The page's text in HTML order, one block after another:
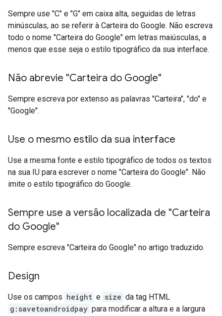
Sempre use "C" e "G" em caixa alta, seguidas de letras
minúsculas, ao se referir à Carteira do Google. Não escreva
todo o nome "Carteira do Google" em letras maiúsculas, a
menos que esse seja o estilo tipográfico da sua interface.
Não abrevie "Carteira do Google"
Sempre escreva por extenso as palavras "Carteira", "do" e
"Google".
Use o mesmo estilo da sua interface
Use a mesma fonte e estilo tipográfico de todos os textos
na sua IU para escrever o nome "Carteira do Google". Não
imite o estilo tipográfico do Google.
Sempre use a versão localizada de "Carteira
do Google"
Sempre escreva "Carteira do Google" no artigo traduzido.
Design
Use os campos height e size da tag HTML
g:savetoandroidpay para modificar a altura e a largura